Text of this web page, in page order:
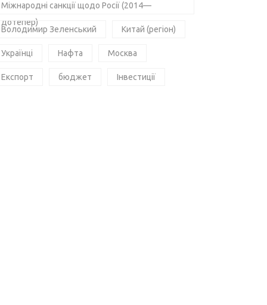
Міжнародні санкції щодо Росії (2014—
дотепер)
Володимир Зеленський Китай (регіон)
Українці Нафта Москва
Експорт бюджет Інвестиції